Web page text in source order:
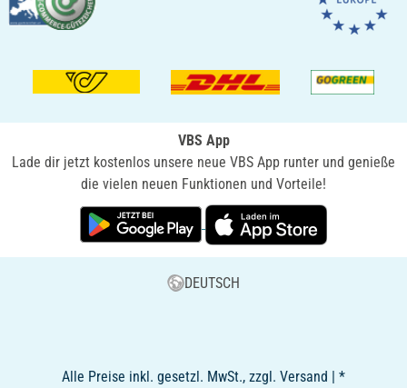
VBS App
Lade dir jetzt kostenlos unsere neue VBS App runter und genieße
die vielen neuen Funktionen und Vorteile!
DEUTSCH
Alle Preise inkl. gesetzl. MwSt., zzgl. Versand | *